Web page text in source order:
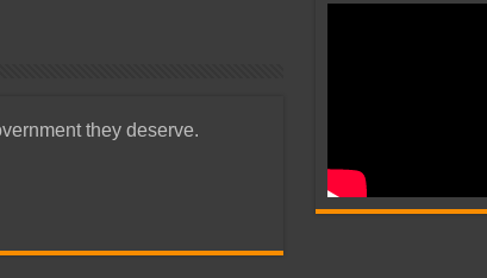
they deserve.